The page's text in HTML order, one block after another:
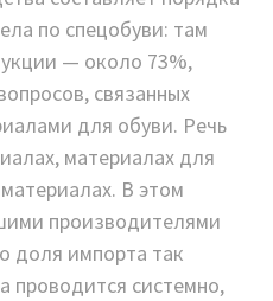
по спецобуви: там
— около 73%,
связанных
для обуви. Речь
материалах для
В этом
производителями
доля импорта так
проводится системно,